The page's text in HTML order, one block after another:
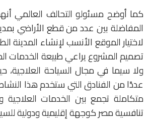
كما أوضح مسئولو التحالف العالمي
المفاضلة بين عدد من قطع الأراضي
لاختيار الموقع الأنسب لإنشاء المدينة
تصميم المشروع يراعي طبيعة الخدمات
ولا سيما في مجال السياحة
عددًا من الفنادق التي ستخدم هذا
متكاملة تجمع بين الخدمات العلاجية
تنافسية مصر كوجهة إقليمية ودولية